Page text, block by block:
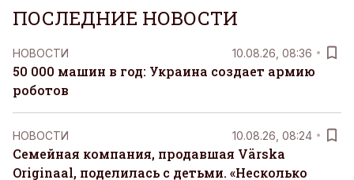
ПОСЛЕДНИЕ НОВОСТИ
НОВОСТИ 10.08.26, 08:36
50 000 машин в год: Украина создает армию
роботов
НОВОСТИ 10.08.26, 08:24
Семейная компания, продавшая Värska
Originaal, поделилась с детьми. «Несколько